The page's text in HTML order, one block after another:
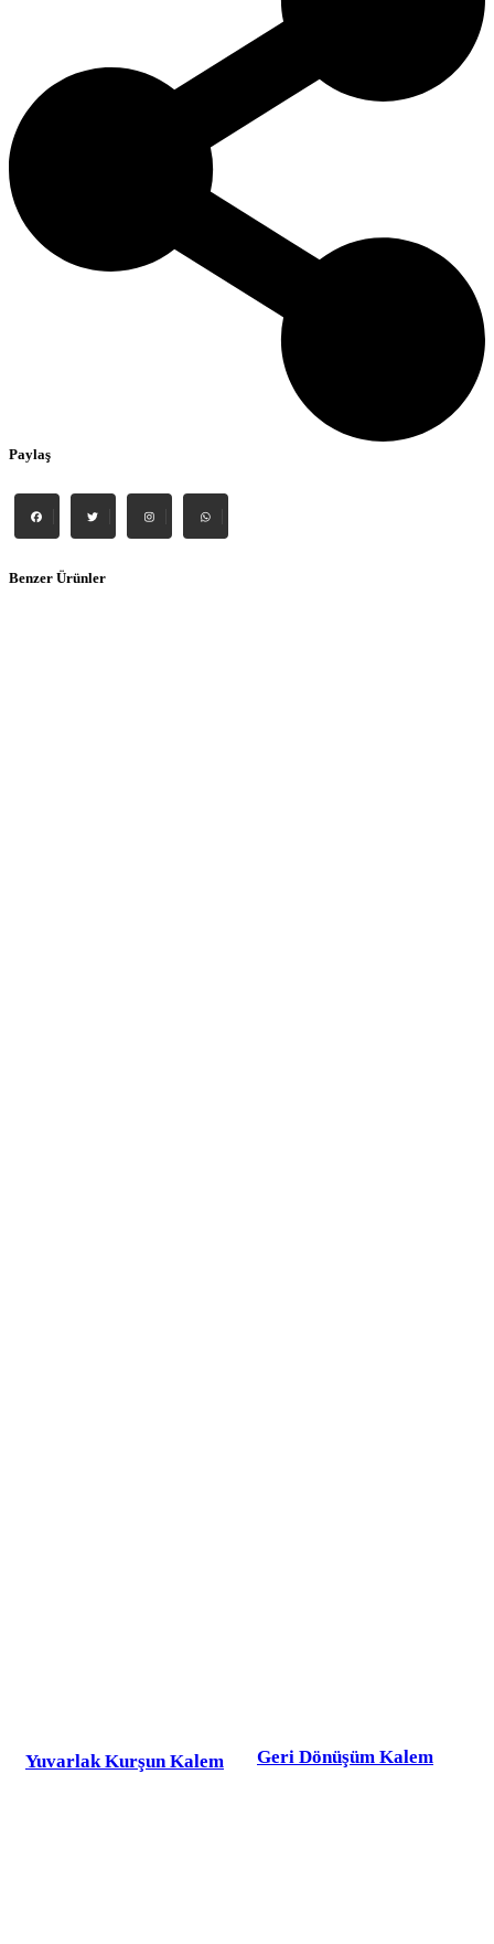
Paylaş
Benzer Ürünler
Yuvarlak Kurşun Kalem Geri Dönüşüm Kalem